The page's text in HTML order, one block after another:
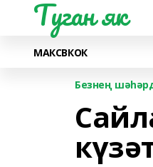
Туган як
МАКСВКОК
Безнең